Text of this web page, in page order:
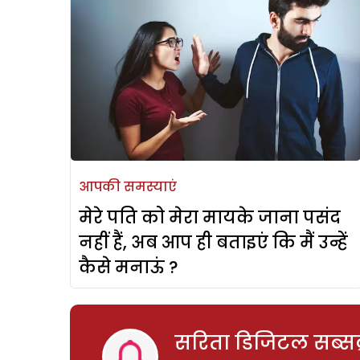
आपकी समस्याएं
मेरे पति को मेरा मायके जाना पसंद
नहीं हैं, अब आप ही बताइएं कि मैं उन्हें
कैसे मनाऊं ?
सरिता डिजिटल